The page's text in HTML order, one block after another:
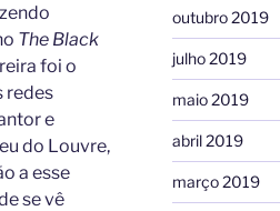
The Black
foi o
redes
e
do Louvre,
a esse
se vê
outubro 2019
julho 2019
maio 2019
abril 2019
março 2019